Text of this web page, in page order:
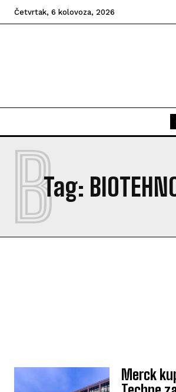
Četvrtak, 6 kolovoza, 2026
Tag:
B
Merck